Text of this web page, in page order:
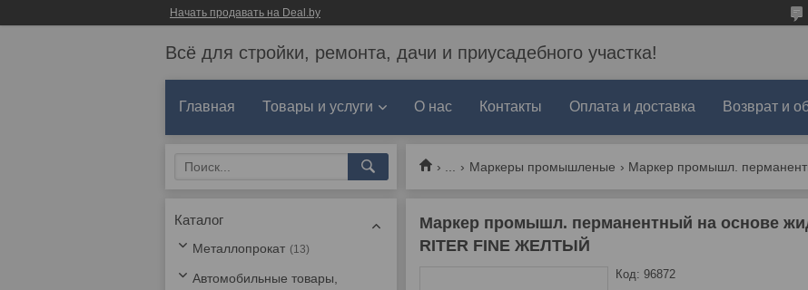
Начать продавать на Deal.by
Всё для стройки, ремонта, дачи и приусадебного участка!
Главная Товары и услуги О нас Контакты Оплата и доставка Возврат и
Маркеры промышленые
Маркер промышл. перманентный на основе
RITER FINE ЖЕЛТЫЙ
Код: 96872
Каталог
Металлопрокат 13
Автомобильные товары,